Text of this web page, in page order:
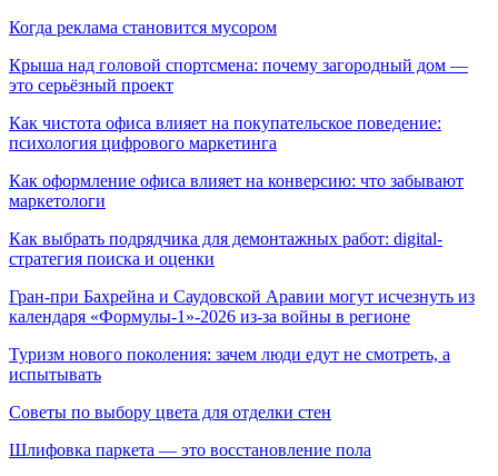
Когда реклама становится мусором
Крыша над головой спортсмена: почему загородный дом —
это серьёзный проект
Как чистота офиса влияет на покупательское поведение:
психология цифрового маркетинга
Как оформление офиса влияет на конверсию: что забывают
маркетологи
Как выбрать подрядчика для демонтажных работ: digital-
стратегия поиска и оценки
Гран-при Бахрейна и Саудовской Аравии могут исчезнуть из
календаря «Формулы-1»-2026 из-за войны в регионе
Туризм нового поколения: зачем люди едут не смотреть, а
испытывать
Советы по выбору цвета для отделки стен
Шлифовка паркета — это восстановление пола